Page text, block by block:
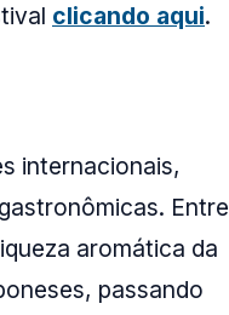
clicando aqui.
internacionais,
Entre
aromática da
passando